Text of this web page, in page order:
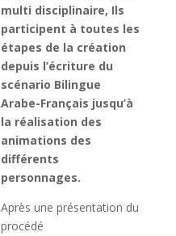
multi disciplinaire, Ils
participent à toutes les
étapes de la création
depuis l’écriture du
scénario Bilingue
Arabe-Français jusqu’à
la réalisation des
animations des
différents
personnages.
Après une présentation du
procédé